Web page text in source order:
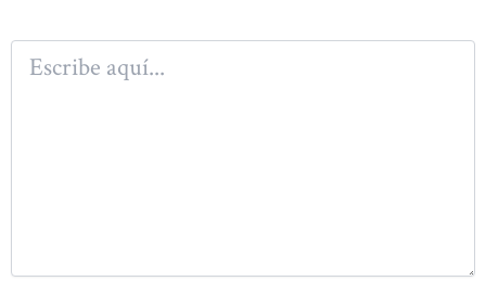
Escribe
aquí...